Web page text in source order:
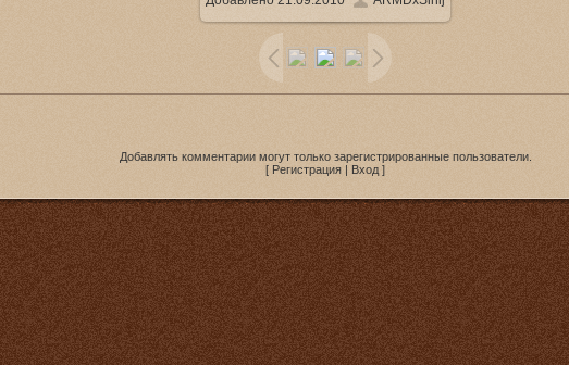
212.1Kb
Добавлять комментарии могут только зарегистрированные пользователи.
[ Регистрация | Вход ]